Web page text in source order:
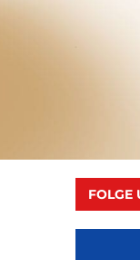
FOLGE